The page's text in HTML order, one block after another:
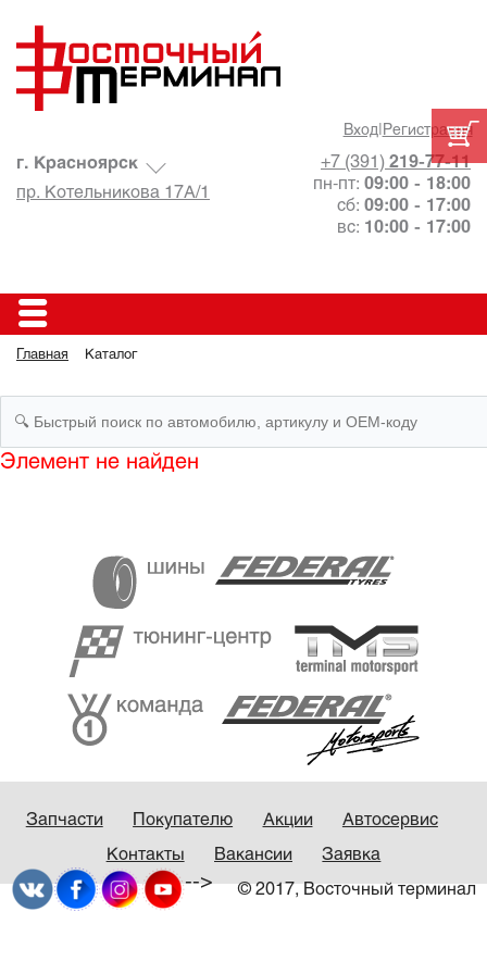
Вход| Регистрация
+7 (391) 219-77-11
пн-пт: 09:00 - 18:00
сб: 09:00 - 17:00
вс: 10:00 - 17:00
г. Красноярск
пр. Котельникова 17А/1
Главная Каталог
Элемент не найден
Запчасти Покупателю Акции Автосервис
Контакты Вакансии Заявка
© 2017, Восточный терминал
-->